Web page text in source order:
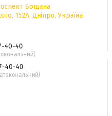
Богдана
152А, Дніпро, Україна
40-40
40-40